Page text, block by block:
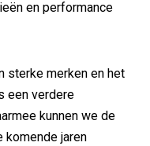
en performance
sterke merken en het
een verdere
kunnen we de
komende jaren